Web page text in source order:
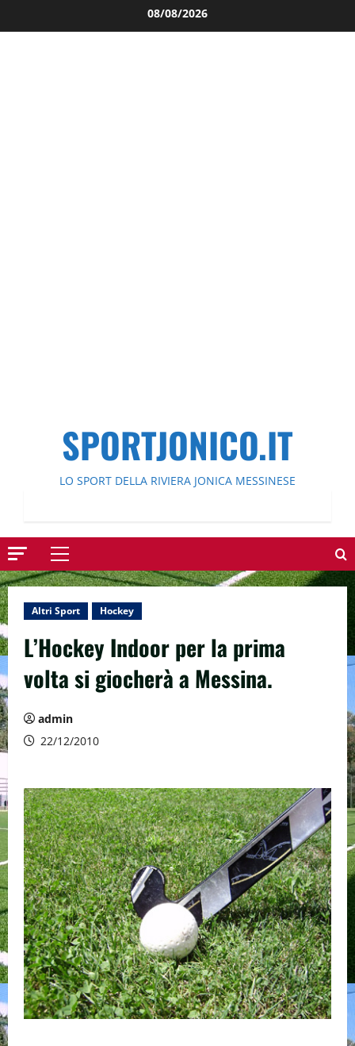
al
08/08/2026
SPORTJONICO.IT
LO SPORT DELLA RIVIERA JONICA MESSINESE
Menu
principale
Altri Sport Hockey
L’Hockey Indoor per la prima
volta si giocherà a Messina.
admin
22/12/2010